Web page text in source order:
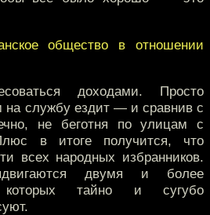
общество в отношении
доходами. Просто
на службу ездит — и сравнив с
не беготня по улицам с
в итоге получится, что
всех народных избранников.
двумя и более
которых тайно и сугубо